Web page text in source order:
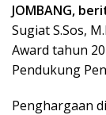
JOMBANG,
Sugiat S.Sos,
Award tahun
Pendukung
Penghargaan